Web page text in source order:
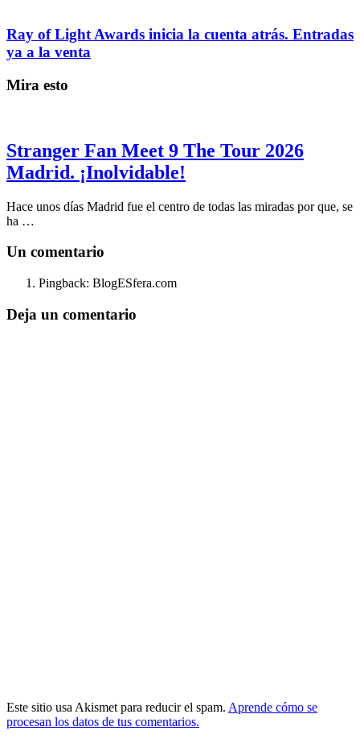
Ray of Light Awards inicia la cuenta atrás. Entradas
ya a la venta
Mira esto
Stranger Fan Meet 9 The Tour 2026
Madrid. ¡Inolvidable!
Hace unos días Madrid fue el centro de todas las miradas por que, se
ha …
Un comentario
Pingback: BlogESfera.com
Deja un comentario
Este sitio usa Akismet para reducir el spam. Aprende cómo se
procesan los datos de tus comentarios.